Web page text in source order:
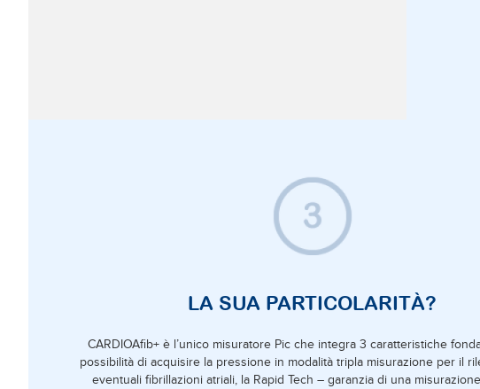
LA SUA PARTICOLARITÀ?
CARDIOAfib+ è l’unico misuratore Pic che integra 3 caratteristiche
possibilità di acquisire la pressione in modalità tripla misurazione per il
eventuali fibrillazioni atriali, la Rapid Tech – garanzia di una